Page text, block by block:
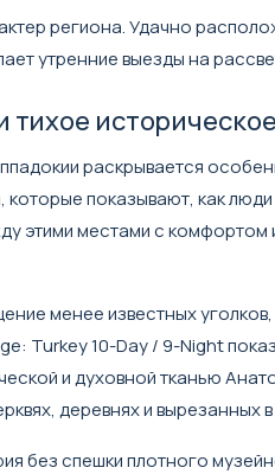
региона. Удачно
утренние выезды на
раскрывается
которые показывают, как
этими местами с комфортом
менее известных
Turkey 10-Day / 9-Night
и духовной тканью
деревнях и
без спешки плотного